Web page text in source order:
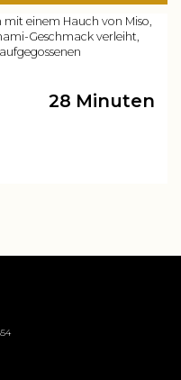
einem Hauch von Miso,
Geschmack verleiht,
28 Minuten